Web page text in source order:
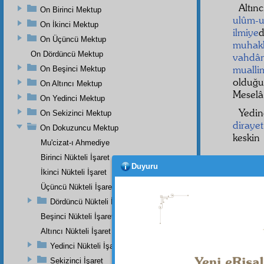
ulûm-
ilmiye
dirayet
keskin
On Birinci Mektup
On İkinci Mektup
On Üçüncü Mektup
On Dördüncü Mektup
On Beşinci Mektup
On Altıncı Mektup
On Yedinci Mektup
On Sekizinci Mektup
On Dokuzuncu Mektup
Mu'cizat-ı Ahmediye
Birinci Nükteli İşaret
İkinci Nükteli İşaret
Üçüncü Nükteli İşaret
Dördüncü Nükteli İşaret
Beşinci Nükteli İşaret
Altıncı Nükteli İşaret
Yedinci Nükteli İşaret
Sekizinci İşaret
Duyuru